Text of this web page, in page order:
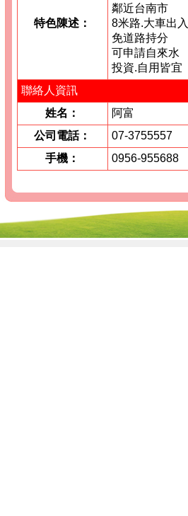
特色陳述：
鄰近台南市
8米路.大車出入
免道路持分
可申請自來水
投資.自用皆宜
聯絡人資訊
姓名：
阿富
公司電話：
07-3755557
手機：
0956-955688